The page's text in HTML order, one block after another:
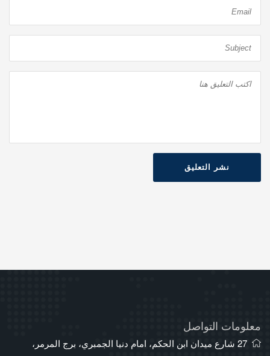
نشر التعليق
معلومات التواصل
27 شارع ميدان ابن الحكم، امام دنيا الجمبري، برج المرمر،